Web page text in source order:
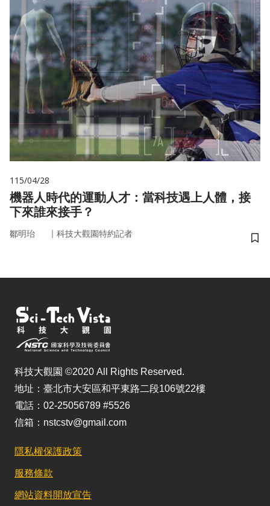
115/04/28
機器人時代的運動人才：當科技遇上人體，接
下來誰來接手？
鄒明珆 ｜ 科技大觀園特約記者
儲
科技大觀園 ©2020 All Rights Reserved.
地址：臺北市大安區和平東路二段106號22樓
電話：02-25056789 #5526
信箱：nstcstv@gmail.com
隱私權保護政策
服務條款
網站資料開放宣告